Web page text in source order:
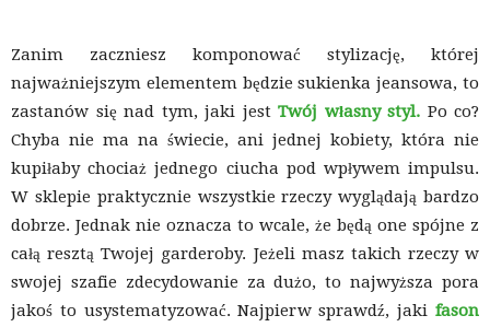
Zanim zaczniesz komponować stylizację, której
najważniejszym elementem będzie sukienka jeansowa, to
zastanów się nad tym, jaki jest Twój własny styl. Po co?
Chyba nie ma na świecie, ani jednej kobiety, która nie
kupiłaby chociaż jednego ciucha pod wpływem impulsu.
W sklepie praktycznie wszystkie rzeczy wyglądają bardzo
dobrze. Jednak nie oznacza to wcale, że będą one spójne z
całą resztą Twojej garderoby. Jeżeli masz takich rzeczy w
swojej szafie zdecydowanie za dużo, to najwyższa pora
jakoś to usystematyzować. Najpierw sprawdź, jaki fason